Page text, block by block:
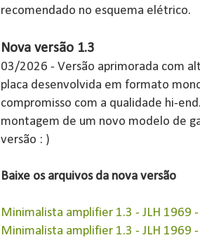
recomendado no esquema elétrico.
Nova versão 1.3
03/2026 - Versão aprimorada com
placa desenvolvida em formato
compromisso com a qualidade hi-
montagem de um novo modelo de
versão : )
Baixe os arquivos da nova versão
Minimalista amplifier 1.3 - JLH 1969
Minimalista amplifier 1.3 - JLH 1969 -